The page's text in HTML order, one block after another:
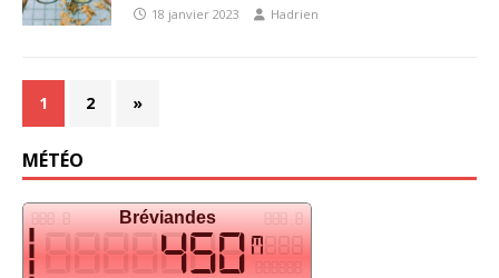
18 janvier 2023 Hadrien
1 2 »
MÉTÉO